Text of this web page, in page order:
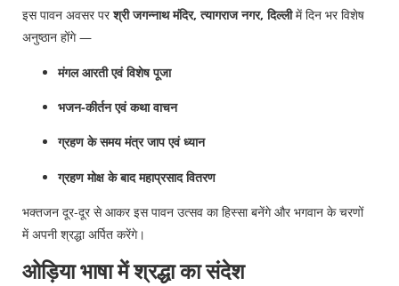
इस पावन अवसर परश्री जगन्नाथ मंदिर, त्यागराज नगर, दिल्लीमें दिन भर विशेष
अनुष्ठान होंगे —
मंगल आरती एवं विशेष पूजा
भजन-कीर्तन एवं कथा वाचन
ग्रहण के समय मंत्र जाप एवं ध्यान
ग्रहण मोक्ष के बाद महाप्रसाद वितरण
भक्तजन दूर-दूर से आकर इस पावन उत्सव का हिस्सा बनेंगे और भगवान के चरणों
में अपनी श्रद्धा अर्पित करेंगे।
ओड़िया भाषा में श्रद्धा का संदेश